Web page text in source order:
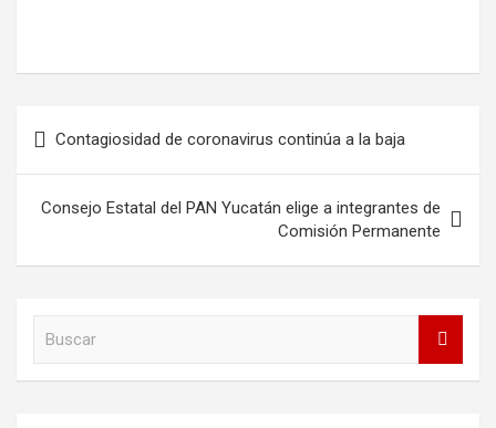
de
entradas
Contagiosidad de coronavirus continúa a la baja
Consejo Estatal del PAN Yucatán elige a integrantes de
Comisión Permanente